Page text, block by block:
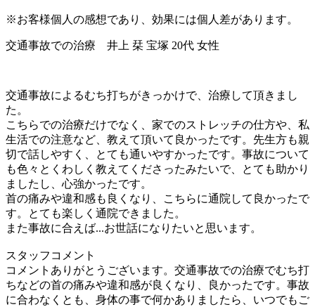
※お客様個人の感想であり、効果には個人差があります。
交通事故での治療 井上 栞 宝塚 20代 女性
交通事故によるむち打ちがきっかけで、治療して頂きまし
た。
こちらでの治療だけでなく、家でのストレッチの仕方や、私
生活での注意など、教えて頂いて良かったです。先生方も親
切で話しやすく、とても通いやすかったです。事故について
も色々とくわしく教えてくださったみたいで、とても助かり
ましたし、心強かったです。
首の痛みや違和感も良くなり、こちらに通院して良かったで
す。とても楽しく通院できました。
また事故に合えば...お世話になりたいと思います。
スタッフコメント
コメントありがとうございます。交通事故での治療でむち打
ちなどの首の痛みや違和感が良くなり、良かったです。事故
に合わなくとも、身体の事で何かありましたら、いつでもご